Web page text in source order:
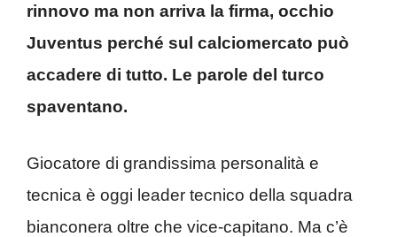
rinnovo ma non arriva la firma, occhio
Juventus perché sul calciomercato può
accadere di tutto. Le parole del turco
spaventano.
Giocatore di grandissima personalità e
tecnica è oggi leader tecnico della squadra
bianconera oltre che vice-capitano. Ma c’è